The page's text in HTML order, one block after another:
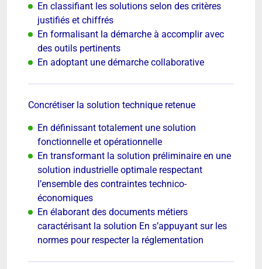
En classifiant les solutions selon des critères
justifiés et chiffrés
En formalisant la démarche à accomplir avec
des outils pertinents
En adoptant une démarche collaborative
Concrétiser la solution technique retenue
En définissant totalement une solution
fonctionnelle et opérationnelle
En transformant la solution préliminaire en une
solution industrielle optimale respectant
l’ensemble des contraintes technico-
économiques
En élaborant des documents métiers
caractérisant la solution En s’appuyant sur les
normes pour respecter la réglementation